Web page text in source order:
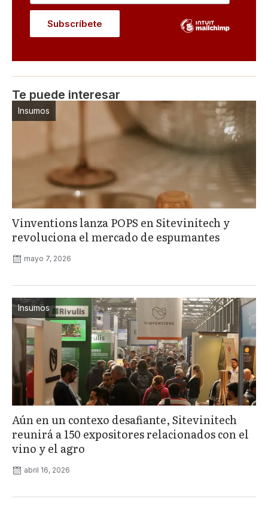
Te puede interesar
Insumos
Vinventions lanza POPS en Sitevinitech y
revoluciona el mercado de espumantes
mayo 7, 2026
Insumos
Aún en un contexo desafiante, Sitevinitech
reunirá a 150 expositores relacionados con el
vino y el agro
abril 16, 2026